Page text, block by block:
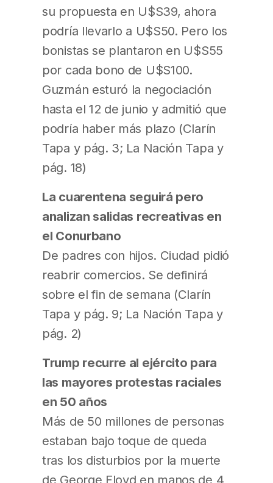
su propuesta en U$S39, ahora
podría llevarlo a U$S50. Pero los
bonistas se plantaron en U$S55
por cada bono de U$S100.
Guzmán esturó la negociación
hasta el 12 de junio y admitió que
podría haber más plazo (Clarín
Tapa y pág. 3; La Nación Tapa y
pág. 18)
La cuarentena seguirá pero
analizan salidas recreativas en
el Conurbano
De padres con hijos. Ciudad pidió
reabrir comercios. Se definirá
sobre el fin de semana (Clarín
Tapa y pág. 9; La Nación Tapa y
pág. 2)
Trump recurre al ejército para
las mayores protestas raciales
en 50 años
Más de 50 millones de personas
estaban bajo toque de queda
tras los disturbios por la muerte
de George Floyd en manos de 4